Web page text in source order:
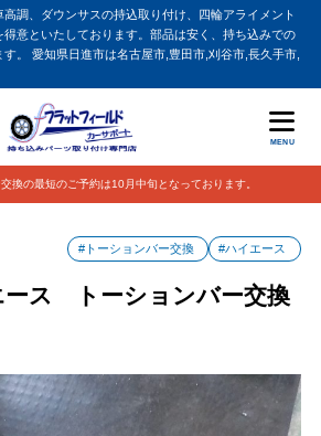
調、ダウンサスの持込取り付け、四輪アライメント
意といたしております。部品は安く、持ち込みでの
。 愛知県日進市は名古屋市,豊田市,刈谷市,長久手市,
MENU
換の最短のご予約は10月中旬となっております。
#トーションバー交換 #ハイエース
ス トーションバー交換